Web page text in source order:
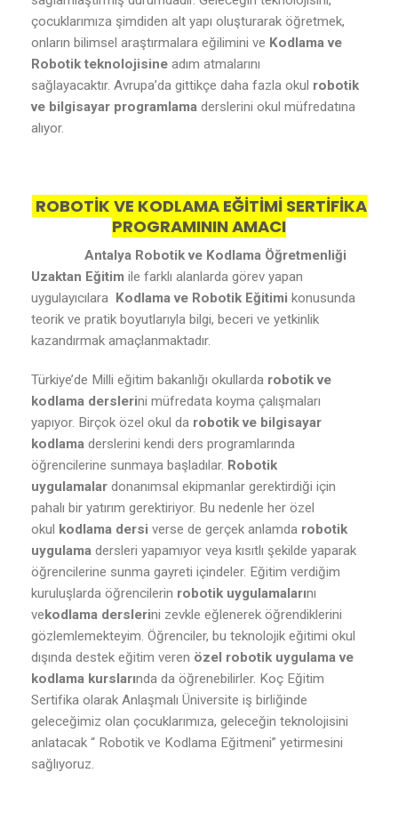
çocuklarımıza şimdiden alt yapı oluşturarak öğretmek,
onların bilimsel araştırmalara eğilimini ve Kodlama ve
Robotik teknolojisine adım atmalarını
sağlayacaktır. Avrupa’da gittikçe daha fazla okul robotik
ve bilgisayar programlama derslerini okul müfredatına
alıyor.
ROBOTİK VE KODLAMA EĞİTİMİ SERTİFİKA
PROGRAMININ AMACI
Antalya Robotik ve Kodlama Öğretmenliği
Uzaktan Eğitim ile farklı alanlarda görev yapan
uygulayıcılara Kodlama ve Robotik Eğitimi konusunda
teorik ve pratik boyutlarıyla bilgi, beceri ve yetkinlik
kazandırmak amaçlanmaktadır.
Türkiye’de Milli eğitim bakanlığı okullarda robotik ve
kodlama derslerini müfredata koyma çalışmaları
yapıyor. Birçok özel okul da robotik ve bilgisayar
kodlama derslerini kendi ders programlarında
öğrencilerine sunmaya başladılar. Robotik
uygulamalar donanımsal ekipmanlar gerektirdiği için
pahalı bir yatırım gerektiriyor. Bu nedenle her özel
okul kodlama dersi verse de gerçek anlamda robotik
uygulama dersleri yapamıyor veya kısıtlı şekilde yaparak
öğrencilerine sunma gayreti içindeler. Eğitim verdiğim
kuruluşlarda öğrencilerin robotik uygulamalarını
vekodlama derslerini zevkle eğlenerek öğrendiklerini
gözlemlemekteyim. Öğrenciler, bu teknolojik eğitimi okul
dışında destek eğitim veren özel robotik uygulama ve
kodlama kurslarında da öğrenebilirler. Koç Eğitim
Sertifika olarak Anlaşmalı Üniversite iş birliğinde
geleceğimiz olan çocuklarımıza, geleceğin teknolojisini
anlatacak “ Robotik ve Kodlama Eğitmeni” yetirmesini
sağlıyoruz.